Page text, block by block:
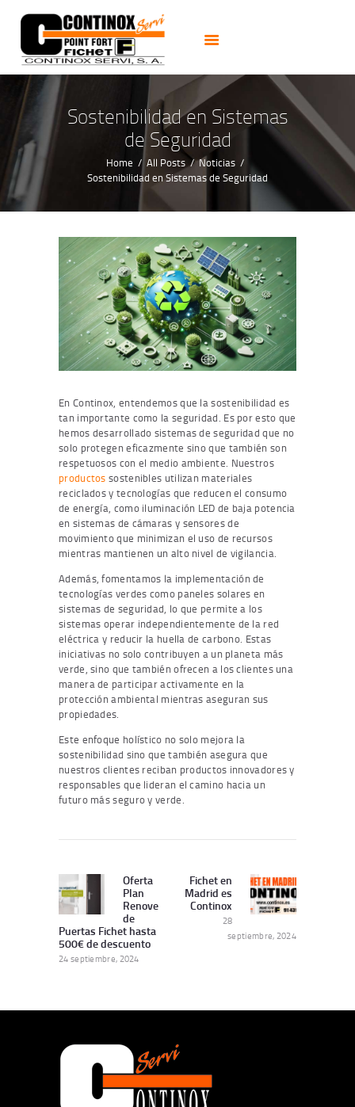
Sostenibilidad en Sistemas
de Seguridad
Home All Posts
Noticias
Sostenibilidad en Sistemas de Seguridad
PUERTAS
CERRADURAS
CAJAS FUERTES
CERRAJEROS 24H
ALARMAS CCTV
NOTICIAS
CONTACTO
En Continox, entendemos que la sostenibilidad es
tan importante como la seguridad. Es por esto que
hemos desarrollado sistemas de seguridad que no
solo protegen eficazmente sino que también son
respetuosos con el medio ambiente. Nuestros
productos sostenibles utilizan materiales
reciclados y tecnologías que reducen el consumo
de energía, como iluminación LED de baja potencia
en sistemas de cámaras y sensores de
movimiento que minimizan el uso de recursos
mientras mantienen un alto nivel de vigilancia.
Además, fomentamos la implementación de
tecnologías verdes como paneles solares en
sistemas de seguridad, lo que permite a los
sistemas operar independientemente de la red
eléctrica y reducir la huella de carbono. Estas
iniciativas no solo contribuyen a un planeta más
verde, sino que también ofrecen a los clientes una
manera de participar activamente en la
protección ambiental mientras aseguran sus
propiedades.
Este enfoque holístico no solo mejora la
sostenibilidad sino que también asegura que
nuestros clientes reciban productos innovadores y
responsables que lideran el camino hacia un
futuro más seguro y verde.
de
entradas
Publicación
Anterior:
Oferta
Plan
Renove
de
Puertas Fichet hasta
500€ de descuento
24 septiembre, 2024
Siguiente
publicación:
Fichet en
Madrid es
Continox
28
septiembre, 2024